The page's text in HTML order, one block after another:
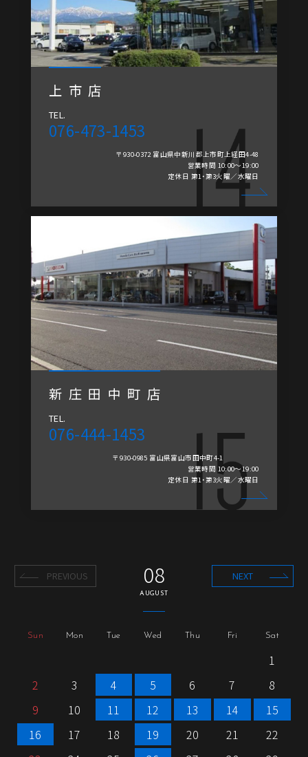
上市店
TEL.
076-473-1453
〒930-0372 富山県中新川郡上市町上経田4-48
営業時間 10:00～19:00
定休日 第1・第3火曜／水曜日
新庄田中町店
TEL.
076-444-1453
〒930-0985 富山県富山市田中町4-1
営業時間 10:00～19:00
定休日 第1・第3火曜／水曜日
PREVIOUS NEXT
08
AUGUST
Sun Mon Tue Wed Thu Fri Sat
1
2
3 4 5 6 7
8
9
10 11 12 13 14
15
16
17 18 19 20 21
22